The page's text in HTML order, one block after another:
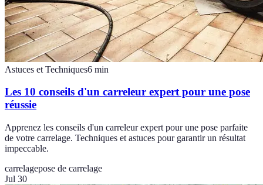
Astuces et Techniques6 min
Les 10 conseils d'un carreleur expert pour une pose
réussie
Apprenez les conseils d'un carreleur expert pour une pose parfaite
de votre carrelage. Techniques et astuces pour garantir un résultat
impeccable.
carrelagepose de carrelage
Jul 30